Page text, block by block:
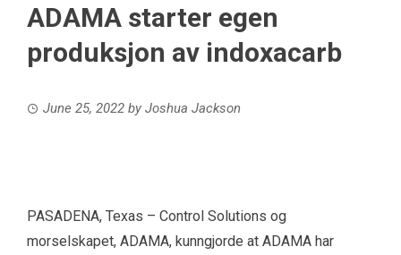
ADAMA starter egen
produksjon av indoxacarb
June 25, 2022 by Joshua Jackson
PASADENA, Texas – Control Solutions og
morselskapet, ADAMA, kunngjorde at ADAMA har